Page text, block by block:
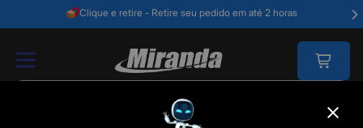
Clique e retire - Retire seu pedido em até 2 horas